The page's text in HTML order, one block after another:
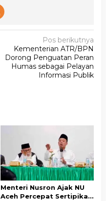
Pos berikutnya
Kementerian ATR/BPN
Dorong Penguatan Peran
Humas sebagai Pelayan
Informasi Publik
Menteri Nusron Ajak NU
Aceh Percepat Sertipikasi